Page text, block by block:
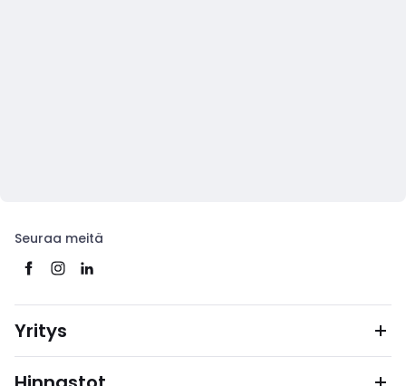
Seuraa meitä
Yritys